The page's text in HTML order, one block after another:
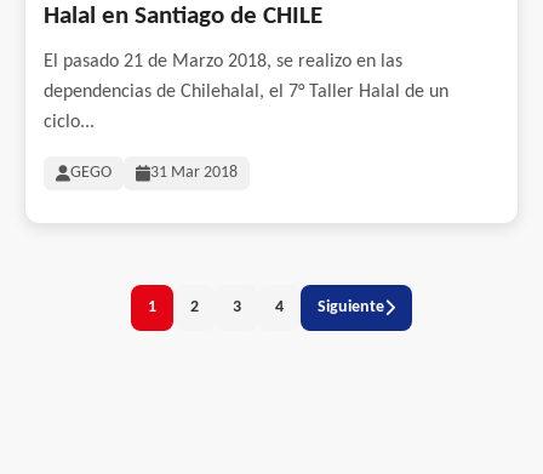
Halal en Santiago de CHILE
El pasado 21 de Marzo 2018, se realizo en las
dependencias de Chilehalal, el 7° Taller Halal de un
ciclo...
GEGO 31 Mar 2018
1 2 3 4 Siguiente